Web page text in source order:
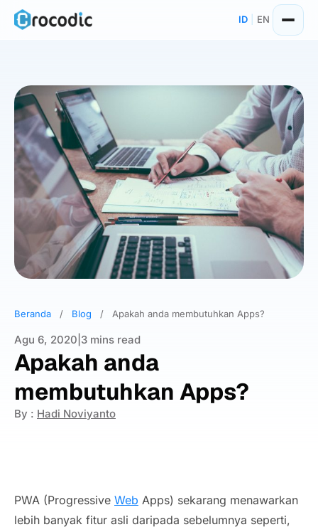
Skip
ID EN
Beranda / Blog / Apakah anda membutuhkan Apps?
Agu 6, 2020 3 mins read
Apakah anda
membutuhkan Apps?
By : Hadi Noviyanto
PWA (Progressive Web Apps) sekarang menawarkan
lebih banyak fitur asli daripada sebelumnya seperti,